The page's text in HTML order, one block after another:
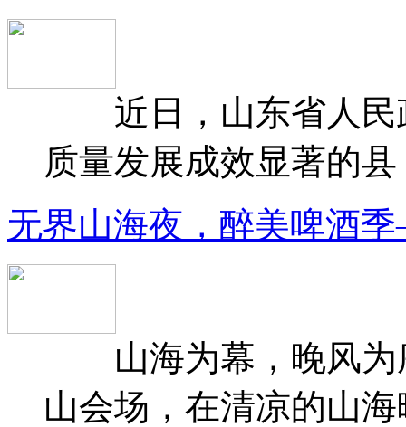
近日，山东省人民
质量发展成效显著的
无界山海夜，醉美啤酒
山海为幕，晚风为
山会场，在清凉的山